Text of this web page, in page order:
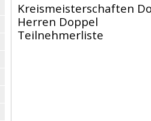
Kreismeisterschaften
Herren Doppel
Teilnehmerliste